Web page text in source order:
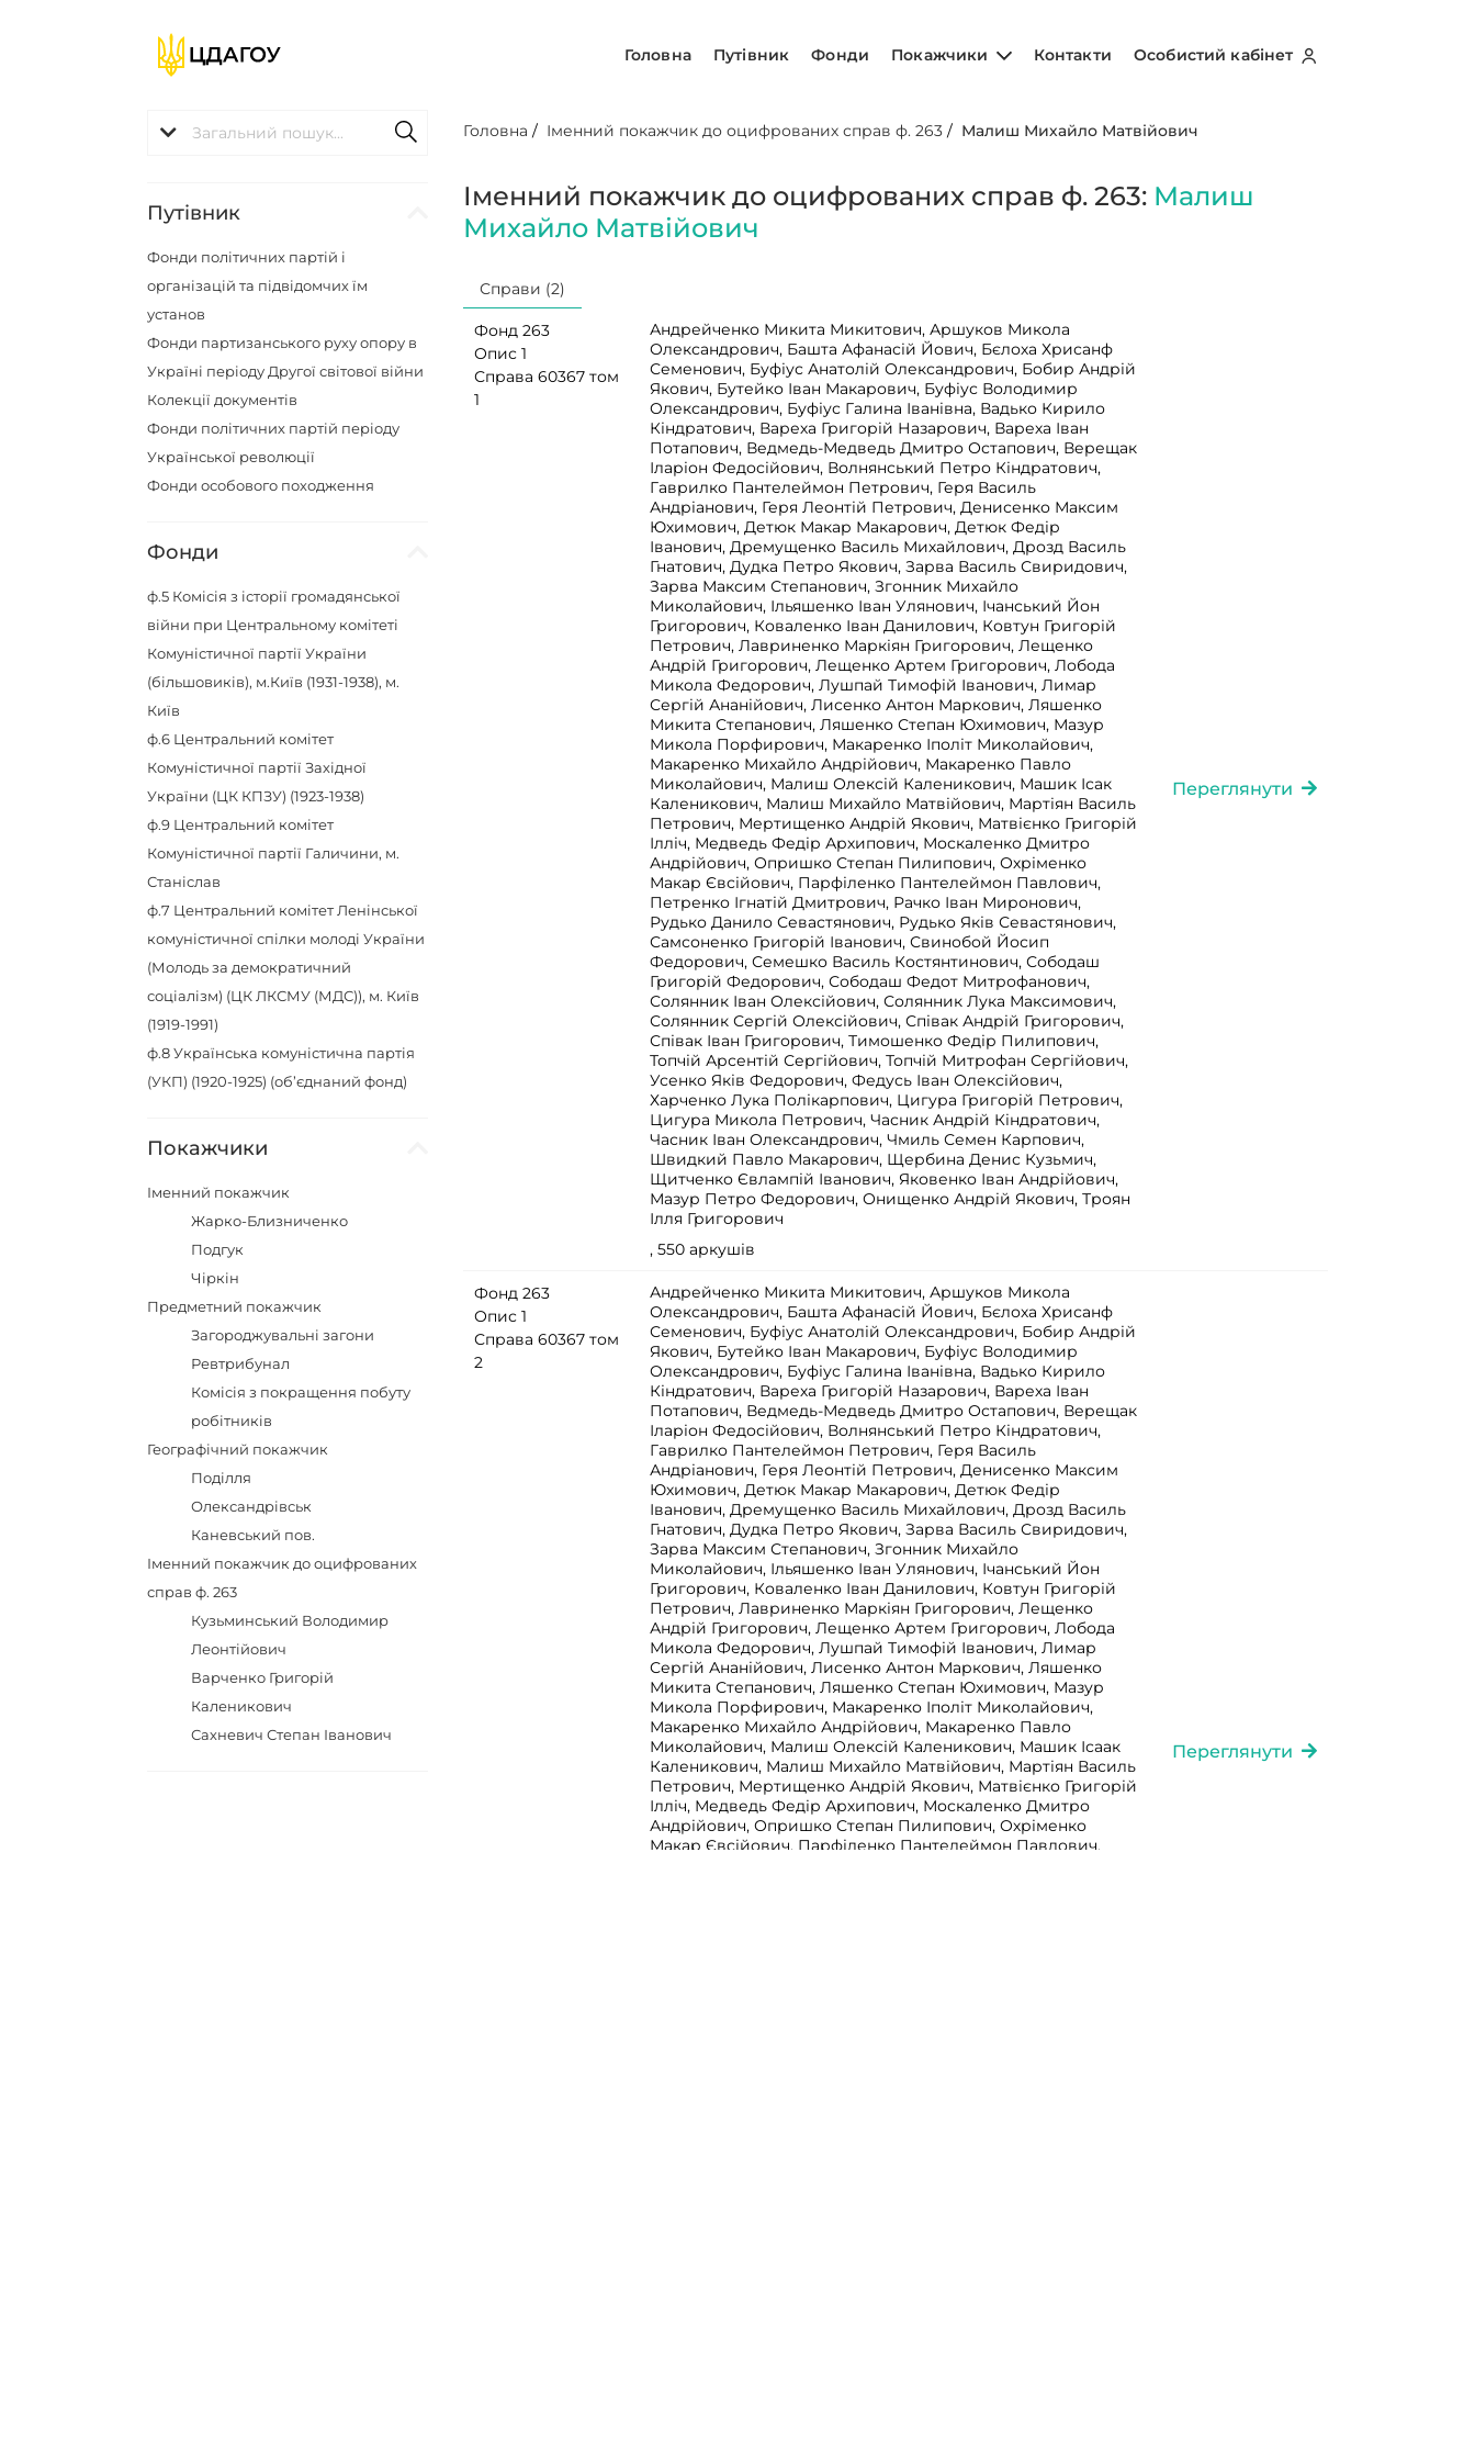
Головна Путівник Фонди Покажчики Контакти Особистий кабінет
Путівник
Фонди політичних партій і
організацій та підвідомчих їм
установ
Фонди партизанського руху опору в
Україні періоду Другої світової війни
Колекції документів
Фонди політичних партій періоду
Української революції
Фонди особового походження
Фонди
ф.5 Комісія з історії громадянської
війни при Центральному комітеті
Комуністичної партії України
(більшовиків), м.Київ (1931-1938), м.
Київ
ф.6 Центральний комітет
Комуністичної партії Західної
України (ЦК КПЗУ) (1923-1938)
ф.9 Центральний комітет
Комуністичної партії Галичини, м.
Станіслав
ф.7 Центральний комітет Ленінської
комуністичної спілки молоді України
(Молодь за демократичний
соціалізм) (ЦК ЛКСМУ (МДС)), м. Київ
(1919-1991)
ф.8Українська комуністична партія
(УКП) (1920-1925) (об’єднаний фонд)
Покажчики
Іменний покажчик
Жарко-Близниченко
Подгук
Чіркін
Предметний покажчик
Загороджувальні загони
Ревтрибунал
Комісія з покращення побуту
робітників
Географічний покажчик
Поділля
Олександрівськ
Каневський пов.
Іменний покажчик до оцифрованих
справ ф. 263
Кузьминський Володимир
Леонтійович
Варченко Григорій
Каленикович
Сахневич Степан Іванович
Головна / Іменний покажчик до оцифрованих справ ф. 263 / Малиш Михайло Матвійович
Іменний покажчик до оцифрованих справ ф. 263: Малиш
Михайло Матвійович
Справи (2)
Фонд 263
Опис 1
Справа 60367 том
1
Андрейченко Микита Микитович, Аршуков Микола
Олександрович, Башта Афанасій Йович, Бєлоха Хрисанф
Семенович, Буфіус Анатолій Олександрович, Бобир Андрій
Якович, Бутейко Іван Макарович, Буфіус Володимир
Олександрович, Буфіус Галина Іванівна, Вадько Кирило
Кіндратович, Вареха Григорій Назарович, Вареха Іван
Потапович, Ведмедь-Медведь Дмитро Остапович, Верещак
Іларіон Федосійович, Волнянський Петро Кіндратович,
Гаврилко Пантелеймон Петрович, Геря Василь
Андріанович, Геря Леонтій Петрович, Денисенко Максим
Юхимович, Детюк Макар Макарович, Детюк Федір
Іванович, Дремущенко Василь Михайлович, Дрозд Василь
Гнатович, Дудка Петро Якович, Зарва Василь Свиридович,
Зарва Максим Степанович, Згонник Михайло
Миколайович, Ільяшенко Іван Улянович, Ічанський Йон
Григорович, Коваленко Іван Данилович, Ковтун Григорій
Петрович, Лавриненко Маркіян Григорович, Лещенко
Андрій Григорович, Лещенко Артем Григорович, Лобода
Микола Федорович, Лушпай Тимофій Іванович, Лимар
Сергій Ананійович, Лисенко Антон Маркович, Ляшенко
Микита Степанович, Ляшенко Степан Юхимович, Мазур
Микола Порфирович, Макаренко Іполіт Миколайович,
Макаренко Михайло Андрійович, Макаренко Павло
Миколайович, Малиш Олексій Каленикович, Машик Ісак
Каленикович, Малиш Михайло Матвійович, Мартіян Василь
Петрович, Мертищенко Андрій Якович, Матвієнко Григорій
Ілліч, Медведь Федір Архипович, Москаленко Дмитро
Андрійович, Опришко Степан Пилипович, Охріменко
Макар Євсійович, Парфіленко Пантелеймон Павлович,
Петренко Ігнатій Дмитрович, Рачко Іван Миронович,
Рудько Данило Севастянович, Рудько Яків Севастянович,
Самсоненко Григорій Іванович, Свинобой Йосип
Федорович, Семешко Василь Костянтинович, Сободаш
Григорій Федорович, Сободаш Федот Митрофанович,
Солянник Іван Олексійович, Солянник Лука Максимович,
Солянник Сергій Олексійович, Співак Андрій Григорович,
Співак Іван Григорович, Тимошенко Федір Пилипович,
Топчій Арсентій Сергійович, Топчій Митрофан Сергійович,
Усенко Яків Федорович, Федусь Іван Олексійович,
Харченко Лука Полікарпович, Цигура Григорій Петрович,
Цигура Микола Петрович, Часник Андрій Кіндратович,
Часник Іван Олександрович, Чмиль Семен Карпович,
Швидкий Павло Макарович, Щербина Денис Кузьмич,
Щитченко Євлампій Іванович, Яковенко Іван Андрійович,
Мазур Петро Федорович, Онищенко Андрій Якович, Троян
Ілля Григорович
, 550 аркушів
Переглянути
Фонд 263
Опис 1
Справа 60367 том
2
Андрейченко Микита Микитович, Аршуков Микола
Олександрович, Башта Афанасій Йович, Бєлоха Хрисанф
Семенович, Буфіус Анатолій Олександрович, Бобир Андрій
Якович, Бутейко Іван Макарович, Буфіус Володимир
Олександрович, Буфіус Галина Іванівна, Вадько Кирило
Кіндратович, Вареха Григорій Назарович, Вареха Іван
Потапович, Ведмедь-Медведь Дмитро Остапович, Верещак
Іларіон Федосійович, Волнянський Петро Кіндратович,
Гаврилко Пантелеймон Петрович, Геря Василь
Андріанович, Геря Леонтій Петрович, Денисенко Максим
Юхимович, Детюк Макар Макарович, Детюк Федір
Іванович, Дремущенко Василь Михайлович, Дрозд Василь
Гнатович, Дудка Петро Якович, Зарва Василь Свиридович,
Зарва Максим Степанович, Згонник Михайло
Миколайович, Ільяшенко Іван Улянович, Ічанський Йон
Григорович, Коваленко Іван Данилович, Ковтун Григорій
Петрович, Лавриненко Маркіян Григорович, Лещенко
Андрій Григорович, Лещенко Артем Григорович, Лобода
Микола Федорович, Лушпай Тимофій Іванович, Лимар
Сергій Ананійович, Лисенко Антон Маркович, Ляшенко
Микита Степанович, Ляшенко Степан Юхимович, Мазур
Микола Порфирович, Макаренко Іполіт Миколайович,
Макаренко Михайло Андрійович, Макаренко Павло
Миколайович, Малиш Олексій Каленикович, Машик Ісаак
Каленикович, Малиш Михайло Матвійович, Мартіян Василь
Петрович, Мертищенко Андрій Якович, Матвієнко Григорій
Ілліч, Медведь Федір Архипович, Москаленко Дмитро
Андрійович, Опришко Степан Пилипович, Охріменко
Макар Євсійович, Парфіленко Пантелеймон Павлович,
Переглянути